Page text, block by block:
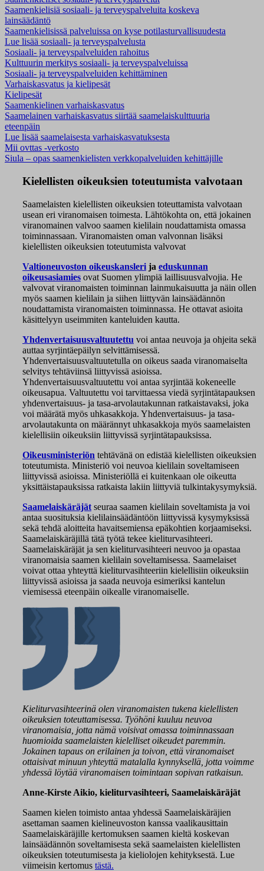
Saamenkielisiä sosiaali- ja terveyspalveluita koskeva
lainsäädäntö
Saamenkielisissä palveluissa on kyse potilasturvallisuudesta
Lue lisää sosiaali- ja terveyspalvelusta
Sosiaali- ja terveyspalveluiden rahoitus
Kulttuurin merkitys sosiaali- ja terveyspalveluissa
Sosiaali- ja terveyspalveluiden kehittäminen
Varhaiskasvatus ja kielipesät
Kielipesät
Saamenkielinen varhaiskasvatus
Saamelainen varhaiskasvatus siirtää saamelaiskulttuuria
eteenpäin
Lue lisää saamelaisesta varhaiskasvatuksesta
Mii ovttas -verkosto
Siula – opas saamenkielisten verkkopalveluiden kehittäjille
Kielellisten oikeuksien toteutumista valvotaan
Saamelaisten kielellisten oikeuksien toteuttamista valvotaan
usean eri viranomaisen toimesta. Lähtökohta on, että jokainen
viranomainen valvoo saamen kielilain noudattamista omassa
toiminnassaan. Viranomaisten oman valvonnan lisäksi
kielellisten oikeuksien toteutumista valvovat
Valtioneuvoston oikeuskansleri ja eduskunnan
oikeusasiamies ovat Suomen ylimpiä laillisuusvalvojia. He
valvovat viranomaisten toiminnan lainmukaisuutta ja näin ollen
myös saamen kielilain ja siihen liittyvän lainsäädännön
noudattamista viranomaisten toiminnassa. He ottavat asioita
käsittelyyn useimmiten kanteluiden kautta.
Yhdenvertaisuusvaltuutettu voi antaa neuvoja ja ohjeita sekä
auttaa syrjintäepäilyn selvittämisessä.
Yhdenvertaisuusvaltuutetulla on oikeus saada viranomaiselta
selvitys tehtäviinsä liittyvissä asioissa.
Yhdenvertaisuusvaltuutettu voi antaa syrjintää kokeneelle
oikeusapua. Valtuutettu voi tarvittaessa viedä syrjintätapauksen
yhdenvertaisuus- ja tasa-arvolautakunnan ratkaistavaksi, joka
voi määrätä myös uhkasakkoja. Yhdenvertaisuus- ja tasa-
arvolautakunta on määrännyt uhkasakkoja myös saamelaisten
kielellisiin oikeuksiin liittyvissä syrjintätapauksissa.
Oikeusministeriön tehtävänä on edistää kielellisten oikeuksien
toteutumista. Ministeriö voi neuvoa kielilain soveltamiseen
liittyvissä asioissa. Ministeriöllä ei kuitenkaan ole oikeutta
yksittäistapauksissa ratkaista lakiin liittyviä tulkintakysymyksiä.
Saamelaiskäräjät seuraa saamen kielilain soveltamista ja voi
antaa suosituksia kielilainsäädäntöön liittyvissä kysymyksissä
sekä tehdä aloitteita havaitsemiensa epäkohtien korjaamiseksi.
Saamelaiskäräjillä tätä työtä tekee kieliturvasihteeri.
Saamelaiskäräjät ja sen kieliturvasihteeri neuvoo ja opastaa
viranomaisia saamen kielilain soveltamisessa. Saamelaiset
voivat ottaa yhteyttä kieliturvasihteeriin kielellisiin oikeuksiin
liittyvissä asioissa ja saada neuvoja esimeriksi kantelun
viemisessä eteenpäin oikealle viranomaiselle.
Kieliturvasihteerinä olen viranomaisten tukena kielellisten
oikeuksien toteuttamisessa. Työhöni kuuluu neuvoa
viranomaisia, jotta nämä voisivat omassa toiminnassaan
huomioida saamelaisten kielelliset oikeudet paremmin.
Jokainen tapaus on erilainen ja toivon, että viranomaiset
ottaisivat minuun yhteyttä matalalla kynnyksellä, jotta voimme
yhdessä löytää viranomaisen toimintaan sopivan ratkaisun.
Anne-Kirste Aikio, kieliturvasihteeri, Saamelaiskäräjät
Saamen kielen toimisto antaa yhdessä Saamelaiskäräjien
asettaman saamen kielineuvoston kanssa vaalikausittain
Saamelaiskäräjille kertomuksen saamen kieltä koskevan
lainsäädännön soveltamisesta sekä saamelaisten kielellisten
oikeuksien toteutumisesta ja kieliolojen kehityksestä. Lue
viimeisin kertomus tästä.